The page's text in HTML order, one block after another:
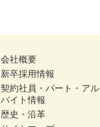
会社概要
新卒採用情報
契約社員・パート・アル
バイト情報
歴史・沿革